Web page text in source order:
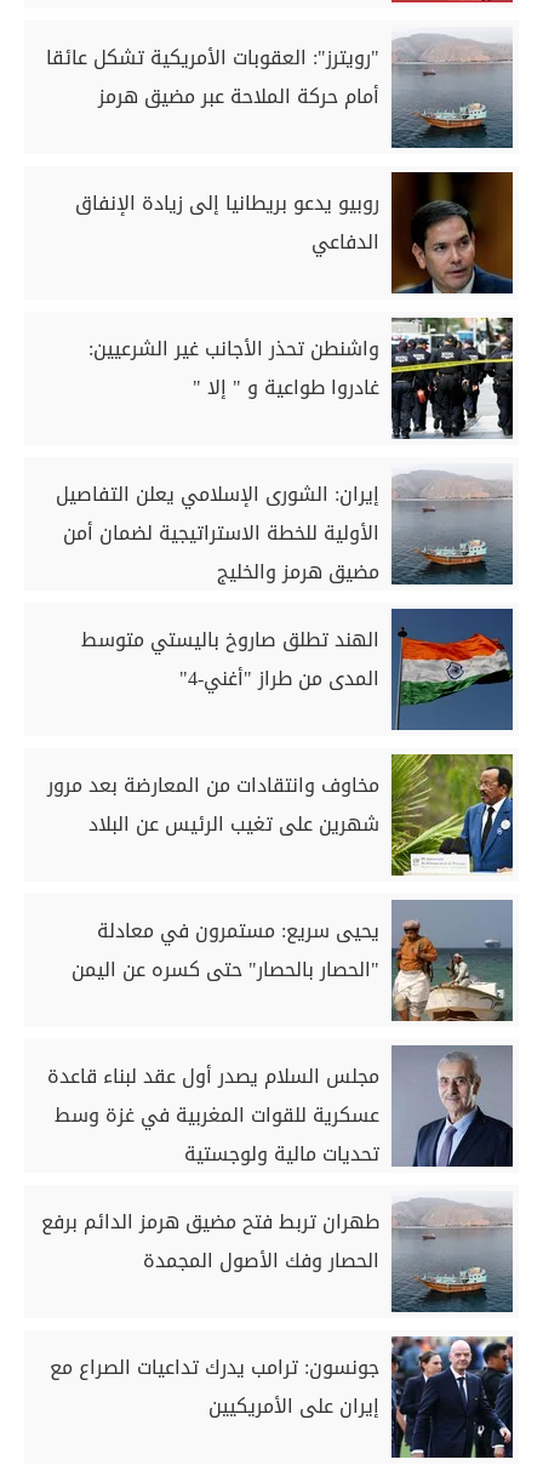
"رويترز": العقوبات الأمريكية تشكل عائقا
أمام حركة الملاحة عبر مضيق هرمز
روبيو يدعو بريطانيا إلى زيادة الإنفاق
الدفاعي
واشنطن تحذر الأجانب غير الشرعيين:
غادروا طواعية و " إلا "
إيران: الشورى الإسلامي يعلن التفاصيل
الأولية للخطة الاستراتيجية لضمان أمن
مضيق هرمز والخليج
الهند تطلق صاروخ باليستي متوسط
المدى من طراز "أغني-4"
مخاوف وانتقادات من المعارضة بعد مرور
شهرين على تغيب الرئيس عن البلاد
يحيى سريع: مستمرون في معادلة
"الحصار بالحصار" حتى كسره عن اليمن
مجلس السلام يصدر أول عقد لبناء قاعدة
عسكرية للقوات المغربية في غزة وسط
تحديات مالية ولوجستية
طهران تربط فتح مضيق هرمز الدائم برفع
الحصار وفك الأصول المجمدة
جونسون: ترامب يدرك تداعيات الصراع مع
إيران على الأمريكيين